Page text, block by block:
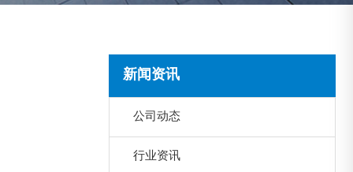
新闻资讯
公司动态
行业资讯